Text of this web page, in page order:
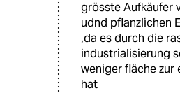
grösste Aufkäufer
udnd pflanzlichen
,da es durch die
industrialisierung
weniger fläche zur
hat